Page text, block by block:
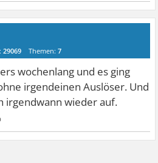
29069 Themen:7
wochenlang und es ging
irgendeinen Auslöser. Und
irgendwann wieder auf.